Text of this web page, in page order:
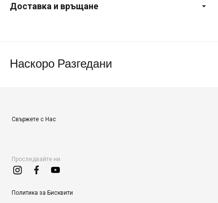
Доставка и връщане
Наскоро Разгедани
Свържете с Нас
Проследвайте ни
Политика за Бисквити